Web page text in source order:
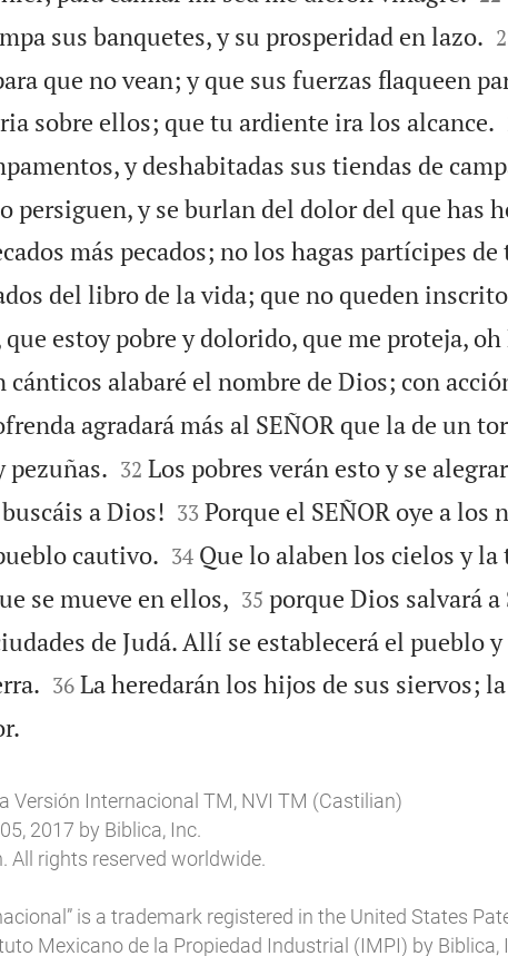
sus banquetes, y su prosperidad en lazo.
que no vean; y que sus fuerzas flaqueen
sobre ellos; que tu ardiente ira los alcance.
y deshabitadas sus tiendas de
persiguen, y se burlan del dolor del que has
más pecados; no los hagas partícipes
del libro de la vida; que no queden
que estoy pobre y dolorido, que me proteja,
cánticos alabaré el nombre de Dios; con
agradará más al SEÑOR que la de un
pezuñas.
32 Los pobres verán esto y se
a Dios!
33 Porque el SEÑOR oye a los
cautivo.
34 Que lo alaben los cielos y la
se mueve en ellos,
35 porque Dios salvará a
de Judá. Allí se establecerá el pueblo

36 La heredarán los hijos de sus siervos;

Versión Internacional TM, NVI TM (Castilian)
2017 by Biblica, Inc.
All rights reserved worldwide.
is a trademark registered in the United States
Mexicano de la Propiedad Industrial (IMPI) by Biblica,